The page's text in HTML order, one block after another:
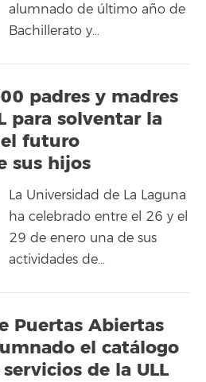
alumnado de último año de
Bachillerato y…
padres y madres
para solventar la
futuro
sus hijos
La Universidad de La Laguna
ha celebrado entre el 26 y el
29 de enero una de sus
actividades de…
Puertas Abiertas
el catálogo
de la ULL